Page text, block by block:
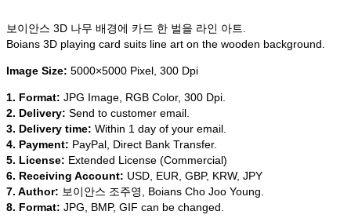
보이안스 3D 나무 배경에 카드 한 벌을 라인 아트.
Boians 3D playing card suits line art on the wooden background.
Image Size: 5000×5000 Pixel, 300 Dpi
1. Format: JPG Image, RGB Color, 300 Dpi.
2. Delivery: Send to customer email.
3. Delivery time: Within 1 day of your email.
4. Payment: PayPal, Direct Bank Transfer.
5. License: Extended License (Commercial)
6. Receiving Account: USD, EUR, GBP, KRW, JPY
7. Author: 보이안스 조주영, Boians Cho Joo Young.
8. Format: JPG, BMP, GIF can be changed.